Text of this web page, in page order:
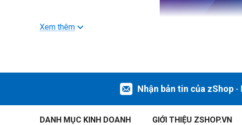
- Tải tập tin nhanh hơn tới 7,5 lần so với ổ cứng di động
- Tải tệp nhanh hơn tới 100 lần so với ổ flash USB
Xem thêm
Nhận bản tin của zShop -
DANH MỤC KINH DOANH GIỚI THIỆU ZSHOP.VN